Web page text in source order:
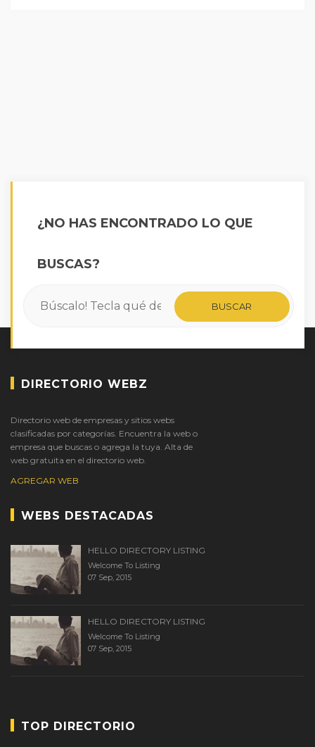
¿NO HAS ENCONTRADO LO QUE
BUSCAS?
DIRECTORIO WEBZ
Directorio web de empresas y sitios webs
clasificadas por categorías. Encuentra la web o
empresa que buscas o agrega la tuya. Alta de
web gratuita en el directorio web.
AGREGAR WEB
WEBS DESTACADAS
HELLO DIRECTORY LISTING
Welcome To Listing
07 Sep, 2015
HELLO DIRECTORY LISTING
Welcome To Listing
07 Sep, 2015
TOP DIRECTORIO